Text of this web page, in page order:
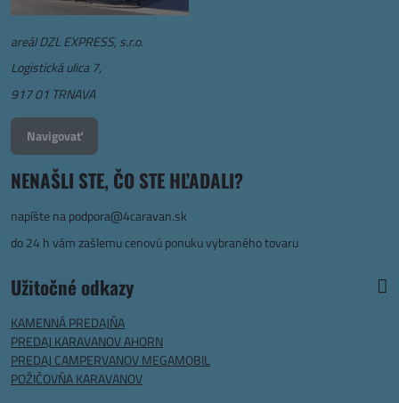
areál DZL EXPRESS, s.r.o.
Logistická ulica 7,
917 01 TRNAVA
Navigovať
NENAŠLI STE, ČO STE HĽADALI?
napíšte napodpora@4caravan.sk
do 24 h vám zašlemu cenovú ponuku vybraného tovaru
Užitočné odkazy
KAMENNÁ PREDAJŇA
PREDAJ KARAVANOV AHORN
PREDAJ CAMPERVANOV MEGAMOBIL
POŽIČOVŇA KARAVANOV